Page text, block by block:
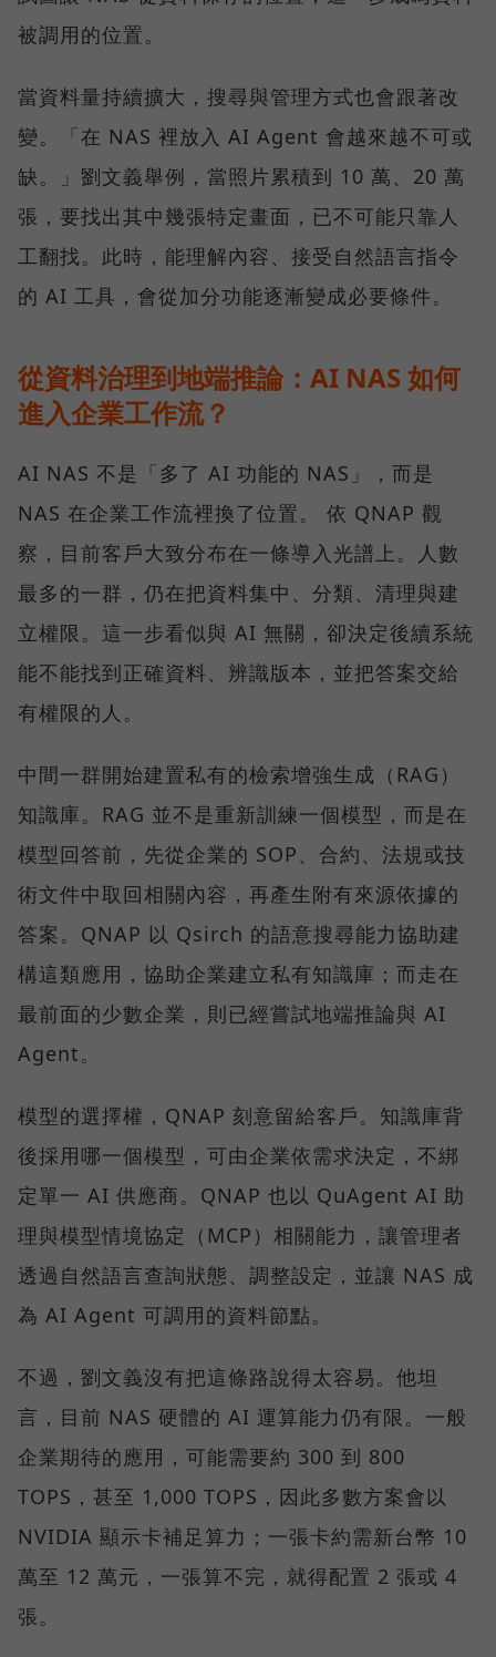
被調用的位置。
當資料量持續擴大，搜尋與管理方式也會跟著改
變。「在 NAS 裡放入 AI Agent 會越來越不可或
缺。」劉文義舉例，當照片累積到 10 萬、20 萬
張，要找出其中幾張特定畫面，已不可能只靠人
工翻找。此時，能理解內容、接受自然語言指令
的 AI 工具，會從加分功能逐漸變成必要條件。
從資料治理到地端推論：AI NAS 如何
進入企業工作流？
AI NAS 不是「多了 AI 功能的 NAS」，而是
NAS 在企業工作流裡換了位置。 依 QNAP 觀
察，目前客戶大致分布在一條導入光譜上。人數
最多的一群，仍在把資料集中、分類、清理與建
立權限。這一步看似與 AI 無關，卻決定後續系統
能不能找到正確資料、辨識版本，並把答案交給
有權限的人。
中間一群開始建置私有的檢索增強生成（RAG）
知識庫。RAG 並不是重新訓練一個模型，而是在
模型回答前，先從企業的 SOP、合約、法規或技
術文件中取回相關內容，再產生附有來源依據的
答案。QNAP 以 Qsirch 的語意搜尋能力協助建
構這類應用，協助企業建立私有知識庫；而走在
最前面的少數企業，則已經嘗試地端推論與 AI
Agent。
模型的選擇權，QNAP 刻意留給客戶。知識庫背
後採用哪一個模型，可由企業依需求決定，不綁
定單一 AI 供應商。QNAP 也以 QuAgent AI 助
理與模型情境協定（MCP）相關能力，讓管理者
透過自然語言查詢狀態、調整設定，並讓 NAS 成
為 AI Agent 可調用的資料節點。
不過，劉文義沒有把這條路說得太容易。他坦
言，目前 NAS 硬體的 AI 運算能力仍有限。一般
企業期待的應用，可能需要約 300 到 800
TOPS，甚至 1,000 TOPS，因此多數方案會以
NVIDIA 顯示卡補足算力；一張卡約需新台幣 10
萬至 12 萬元，一張算不完，就得配置 2 張或 4
張。